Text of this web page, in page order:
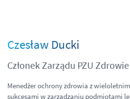
Czesław Ducki
Członek Zarządu PZU
Menedżer ochrony zdrowia z
sukcesami w zarządzaniu podmiotami